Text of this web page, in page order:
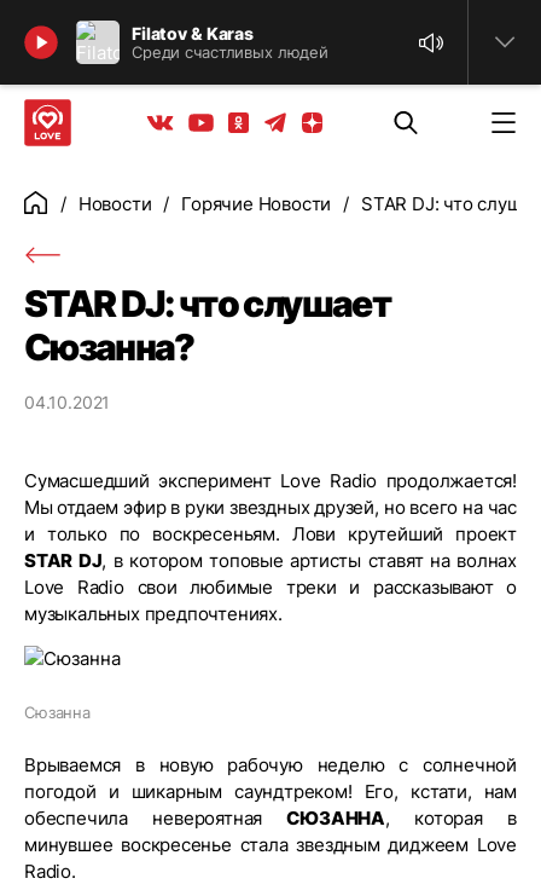
Filatov & Karas
Среди счастливых людей
Найти
Вконтакте
YoutubeОдноклассники
ТелеграмЯндекс дзен
ГлавнаяНовости Горячие Новости STAR DJ: что
STAR DJ: что слушает
Сюзанна?
04.10.2021
Сумасшедший эксперимент Love Radio продолжается!
Мы отдаем эфир в руки звездных друзей, но всего на час
и только по воскресеньям. Лови крутейший проект
STAR DJ, в котором топовые артисты ставят на волнах
Love Radio свои любимые треки и рассказывают о
музыкальных предпочтениях.
Сюзанна
Врываемся в новую рабочую неделю с солнечной
погодой и шикарным саундтреком! Его, кстати, нам
обеспечила невероятнаяСЮЗАННА, которая в
минувшее воскресенье стала звездным диджеем Love
Radio.